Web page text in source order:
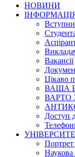
НОВИНИ
Вакансії
Цікаво
ВАША
ВАРТО
Доступ
Наукова